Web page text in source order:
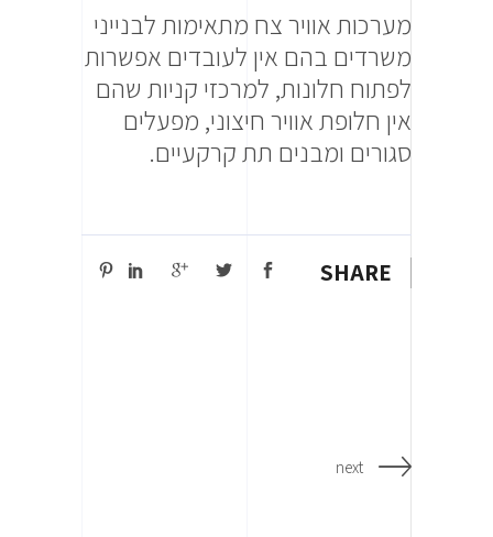
מערכות אוויר צח מתאימות לבנייני
משרדים בהם אין לעובדים אפשרות
לפתוח חלונות, למרכזי קניות שהם
אין חלופת אוויר חיצוני, מפעלים
סגורים ומבנים תת קרקעיים.
SHARE
next